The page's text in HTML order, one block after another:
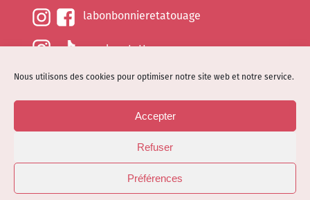
Nous utilisons des cookies pour optimiser notre site web et notre service.
Accepter
Refuser
Préférences
labonbonnieretatouage
epsylonetattoo
kloelicious_
Mentions légales
Politique de cookies (EU)
© Site web réalisé parDénode- Illustrations par
Kloelicioustattoo tous droits réservés